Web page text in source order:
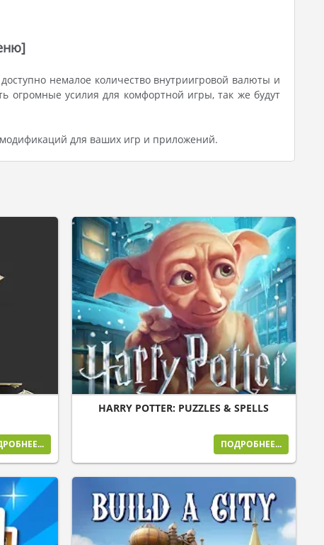
немалое количество внутриигровой валюты и
огромные усилия для комфортной игры, так же будут
для ваших игр и приложений.
HARRY POTTER: PUZZLES & SPELLS
ПОДРОБНЕЕ...